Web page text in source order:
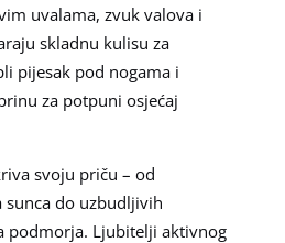
uvalama, zvuk valova i
skladnu kulisu za
pijesak pod nogama i
za potpuni osjećaj
svoju priču – od
sunca do uzbudljivih
podmorja. Ljubitelji aktivnog